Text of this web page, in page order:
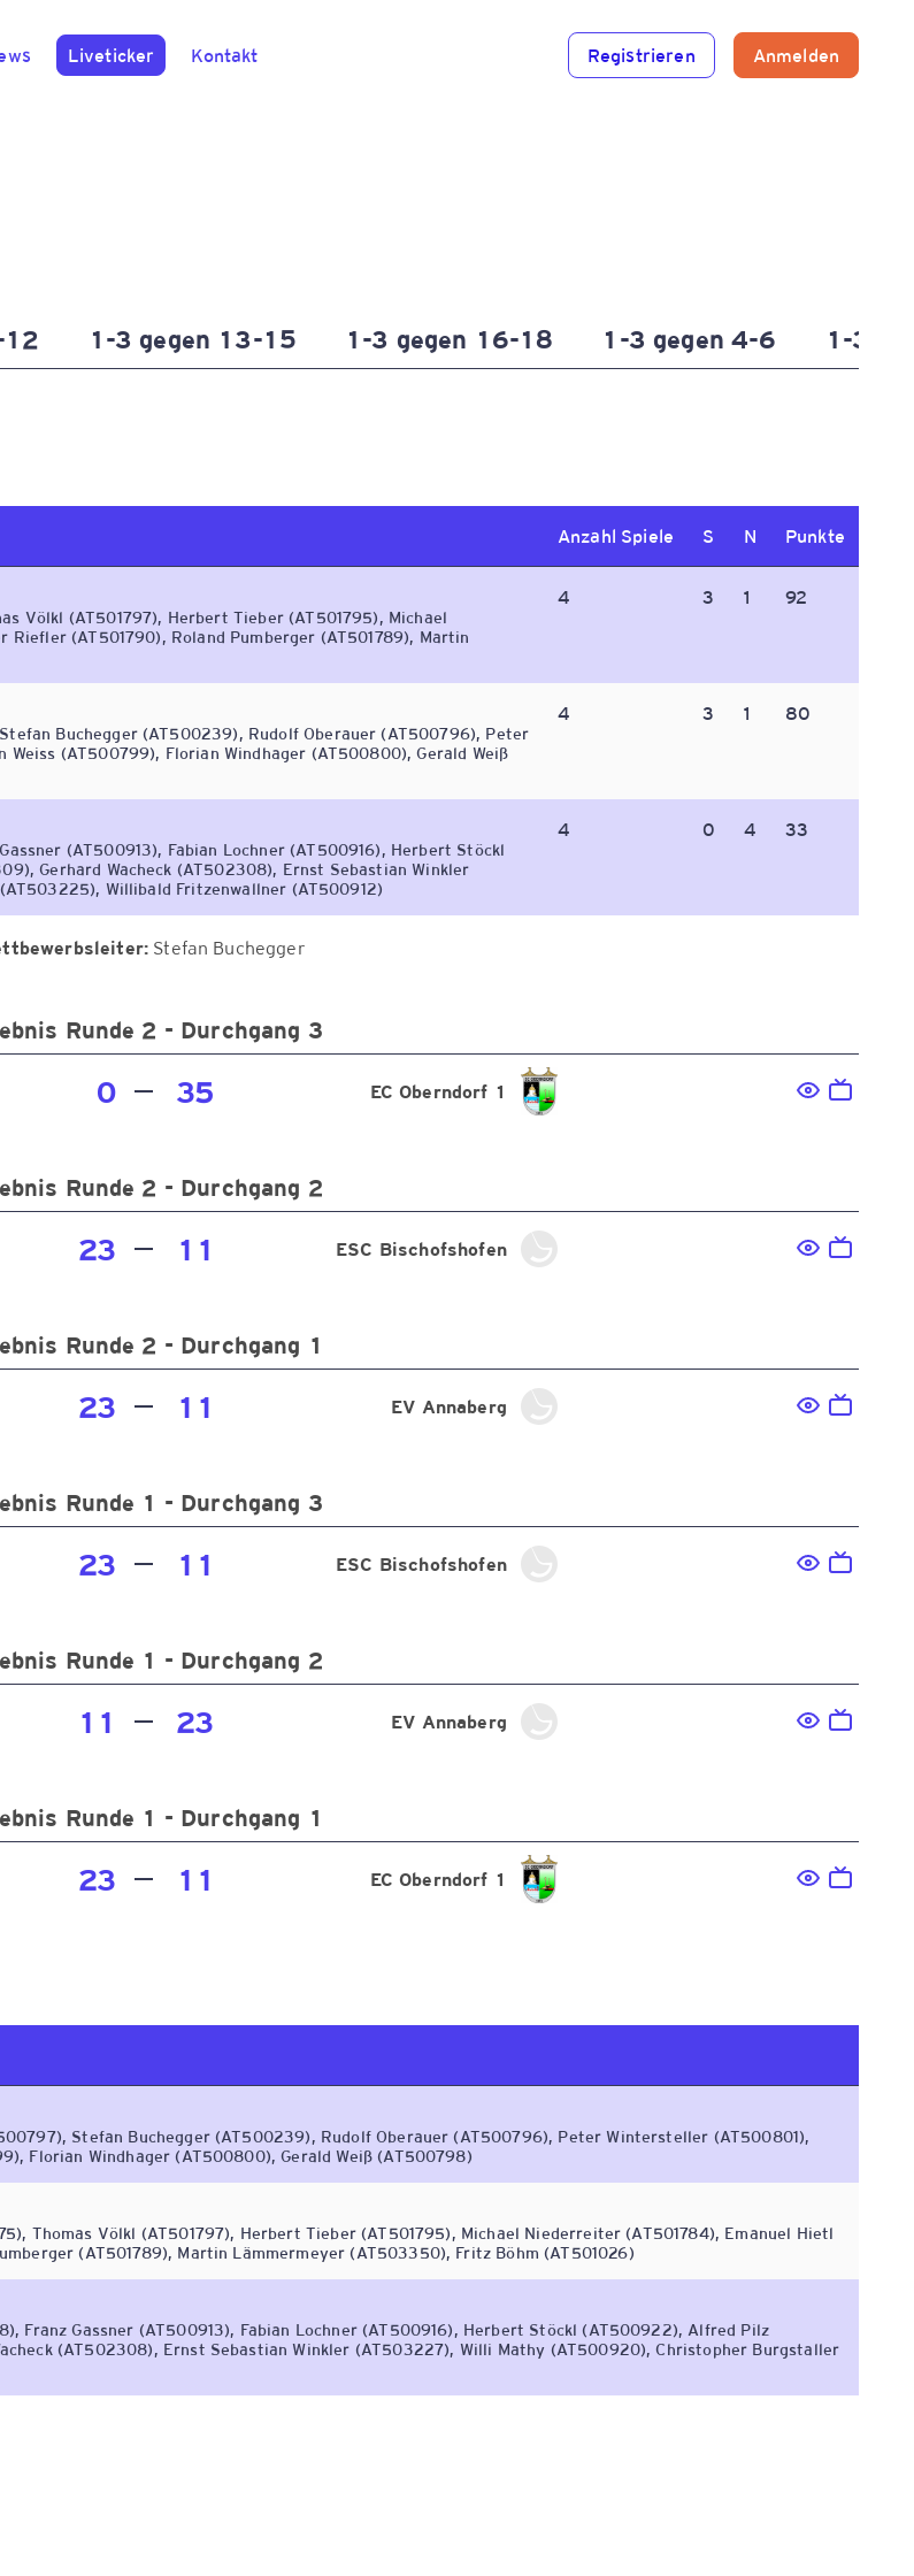
Liveticker Kontakt Registrieren Anmelden
12 1-3 gegen 13-15 1-3 gegen 16-18 1-3 gegen 4-6 1-3
Anzahl Spiele S N Punkte
Völkl (AT501797), Herbert Tieber (AT501795), Michael
(AT501790), Roland Pumberger (AT501789), Martin
4 3 1 92
Buchegger (AT500239), Rudolf Oberauer (AT500796), Peter
(AT500799), Florian Windhager (AT500800), Gerald Weiß
4 3 1 80
(AT500913), Fabian Lochner (AT500916), Herbert Stöckl
Gerhard Wacheck (AT502308), Ernst Sebastian Winkler
Willibald Fritzenwallner (AT500912)
4 0 4 33
Stefan Buchegger
Runde 2 - Durchgang 3
0 35 EC Oberndorf 1
Runde 2 - Durchgang 2
23 11 ESC Bischofshofen
Runde 2 - Durchgang 1
23 11 EV Annaberg
Runde 1 - Durchgang 3
23 11 ESC Bischofshofen
Runde 1 - Durchgang 2
11 23 EV Annaberg
Runde 1 - Durchgang 1
23 11 EC Oberndorf 1
Stefan Buchegger (AT500239), Rudolf Oberauer (AT500796), Peter Wintersteller (AT500801),
Florian Windhager (AT500800), Gerald Weiß (AT500798)
Thomas Völkl (AT501797), Herbert Tieber (AT501795), Michael Niederreiter (AT501784), Emanuel Hietl
(AT501789), Martin Lämmermeyer (AT503350), Fritz Böhm (AT501026)
Franz Gassner (AT500913), Fabian Lochner (AT500916), Herbert Stöckl (AT500922), Alfred Pilz
(AT502308), Ernst Sebastian Winkler (AT503227), Willi Mathy (AT500920), Christopher Burgstaller